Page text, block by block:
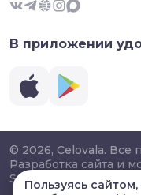
В приложении
© 2026, Celovala.
Разработка сайта и
SAAS сервис
SalesKit
Пользуясь